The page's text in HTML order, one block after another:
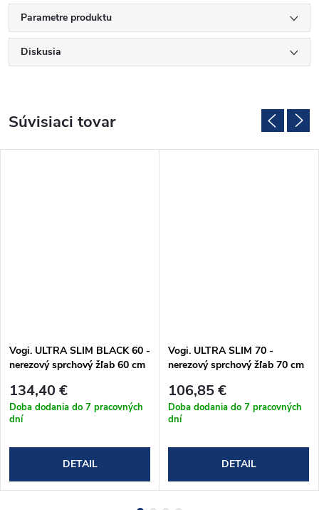
Parametre produktu
Diskusia
Súvisiaci tovar
Vogi. ULTRA SLIM BLACK 60 -
nerezový sprchový žľab 60 cm
134,40 €
Doba dodania do 7 pracovných
dní
DETAIL
Vogi. ULTRA SLIM 70 -
nerezový sprchový žľab 70 cm
106,85 €
Doba dodania do 7 pracovných
dní
DETAIL